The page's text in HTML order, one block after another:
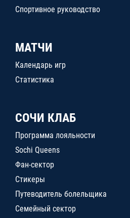
Спортивное руководство
МАТЧИ
Календарь игр
Статистика
СОЧИ КЛАБ
Программа лояльности
Sochi Queens
Фан-сектор
Стикеры
Путеводитель болельщика
Семейный сектор